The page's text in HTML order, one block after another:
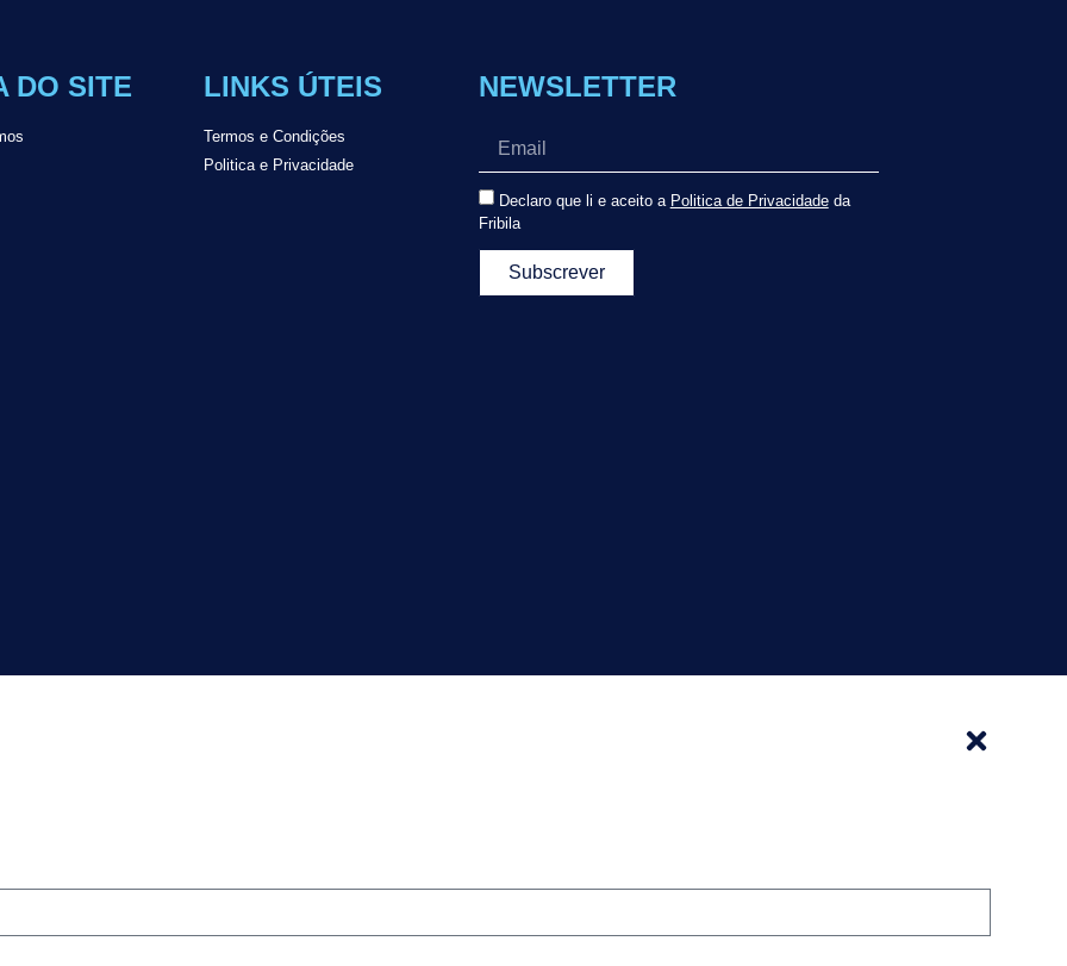
DO SITE LINKS ÚTEIS
Termos e Condições
Politica e Privacidade
NEWSLETTER
Declaro que li e aceito a Politica de Privacidadeda
Fribila
Subscrever